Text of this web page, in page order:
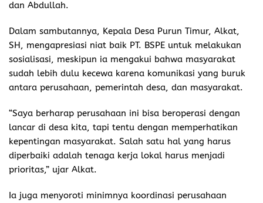
dan Abdullah.
Dalam sambutannya, Kepala Desa Purun Timur, Alkat,
SH, mengapresiasi niat baik PT. BSPE untuk melakukan
sosialisasi, meskipun ia mengakui bahwa masyarakat
sudah lebih dulu kecewa karena komunikasi yang buruk
antara perusahaan, pemerintah desa, dan masyarakat.
“Saya berharap perusahaan ini bisa beroperasi dengan
lancar di desa kita, tapi tentu dengan memperhatikan
kepentingan masyarakat. Salah satu hal yang harus
diperbaiki adalah tenaga kerja lokal harus menjadi
prioritas,” ujar Alkat.
Ia juga menyoroti minimnya koordinasi perusahaan